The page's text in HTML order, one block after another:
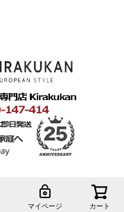
マイページ カート